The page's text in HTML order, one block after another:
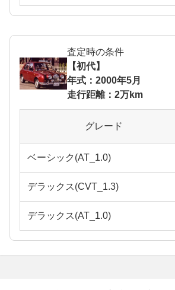
査定時の条件
【初代】
年式：2000年5月
走行距離：2万km
グレード
ベーシック(AT_1.0)
デラックス(CVT_1.3)
デラックス(AT_1.0)